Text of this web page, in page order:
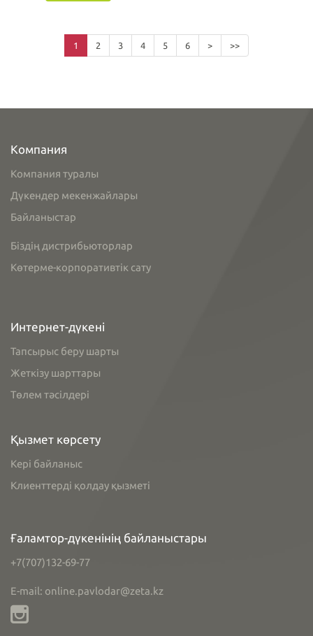
1 2 3 4 5 6 > >>
Компания
Компания туралы
Дүкендер мекенжайлары
Байланыстар
Біздің дистрибьюторлар
Көтерме-корпоративтік сату
Интернет-дүкені
Тапсырыс беру шарты
Жеткізу шарттары
Төлем тәсілдері
Қызмет көрсету
Кері байланыс
Клиенттерді қолдау қызметі
Ғаламтор-дүкенінің байланыстары
+7(707)132-69-77
E-mail: online.pavlodar@zeta.kz